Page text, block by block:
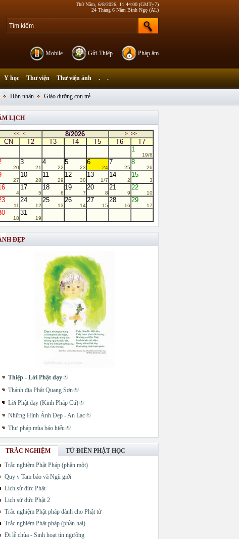
Thứ Năm, 6/8/2026, 11:44:00 (GMT+7)
24 Tháng 6 Năm Bính Ngọ (ÂL)
Pháp âm
Gửi Thiệp
Mobile
Hôn nhân Giáo dưỡng con trẻ
Y học Thư viện Thư viện ảnh . .
LỊCH
<< < 8/2026 > >>
CN T2 T3 T4 T5 T6
T7
1
19/6
20
3
21
4
22
5
23
6
24
7
25
8
26
27
10
28
11
29
12
30
13
1/7
14
2
15
3
4
17
5
18
6
19
7
20
8
21
9
22
10
11
24
12
25
13
26
14
27
15
28
16
29
17
18
31
19
ĐẸP
Thiệp - Lời Phật dạy
Thánh địa Phật Quang Sơn
Lời Phật dạy (Kinh Pháp Cú)
Những Hình Ảnh Đẹp - An Lạc
Thư pháp mùa báo hiếu
TRẮC NGHIỆM
TỪ ĐIỂN PHẬT HỌC
Trắc nghiệm Phật Pháp (phần một)
Quy y Tam bảo và Ngũ giới
Lich sử đức Phật
Lich sử đức Phật 2
Trắc nghiệm Phật pháp dành cho Phật tử
Trắc nghiệm Phật pháp (phần hai)
Đi lễ chùa - Sinh hoạt tín ngưỡng